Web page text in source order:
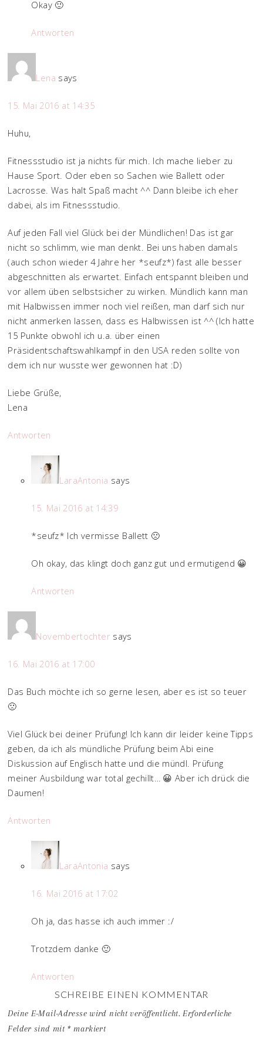
Okay 🙂
Antworten
Lena says
15. Mai 2016 at 14:35
Huhu,
Fitnessstudio ist ja nichts für mich. Ich mache lieber zu
Hause Sport. Oder eben so Sachen wie Ballett oder
Lacrosse. Was halt Spaß macht ^^ Dann bleibe ich eher
dabei, als im Fitnessstudio.
Auf jeden Fall viel Glück bei der Mündlichen! Das ist gar
nicht so schlimm, wie man denkt. Bei uns haben damals
(auch schon wieder 4 Jahre her *seufz*) fast alle besser
abgeschnitten als erwartet. Einfach entspannt bleiben und
vor allem üben selbstsicher zu wirken. Mündlich kann man
mit Halbwissen immer noch viel reißen, man darf sich nur
nicht anmerken lassen, dass es Halbwissen ist ^^ (Ich hatte
15 Punkte obwohl ich u.a. über einen
Präsidentschaftswahlkampf in den USA reden sollte von
dem ich nur wusste wer gewonnen hat :D)
Liebe Grüße,
Lena
Antworten
LaraAntonia says
15. Mai 2016 at 14:39
*seufz* Ich vermisse Ballett 🙁
Oh okay, das klingt doch ganz gut und ermutigend 😀
Antworten
Novembertochter says
16. Mai 2016 at 17:00
Das Buch möchte ich so gerne lesen, aber es ist so teuer
🙁
Viel Glück bei deiner Prüfung! Ich kann dir leider keine Tipps
geben, da ich als mündliche Prüfung beim Abi eine
Diskussion auf Englisch hatte und die mündl. Prüfung
meiner Ausbildung war total gechillt… 😀 Aber ich drück die
Daumen!
Antworten
LaraAntonia says
16. Mai 2016 at 17:02
Oh ja, das hasse ich auch immer :/
Trotzdem danke 🙂
Antworten
SCHREIBE EINEN KOMMENTAR
Deine E-Mail-Adresse wird nicht veröffentlicht. Erforderliche
Felder sind mit *markiert